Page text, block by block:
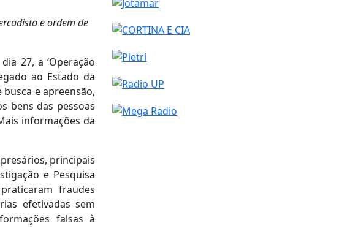
e ordem de
27, a ‘Operação
ao Estado da
e apreensão,
bens das pessoas
informações da
principais
e Pesquisa
fraudes
efetivadas sem
falsas à